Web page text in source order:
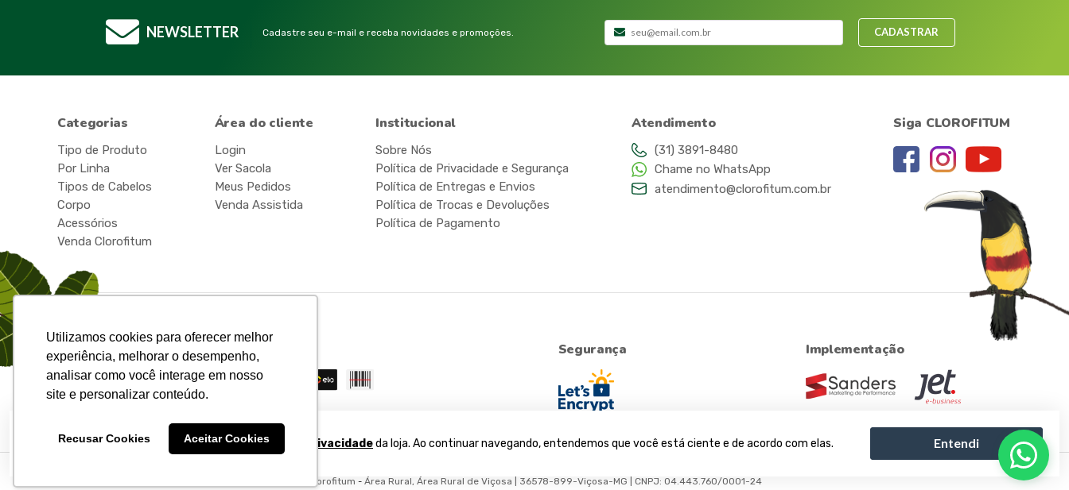
Utilizamos cookies para oferecer melhor
experiência, melhorar o desempenho,
analisar como você interage em nosso
site e personalizar conteúdo.
Recusar Cookies Aceitar Cookies
Para sua maior segurança, atualizamos aPolítica de Privacidadeda loja. Ao continuar navegando, entendemos que você está ciente e de acordo com elas. Entendi
NEWSLETTER Cadastre seu e-mail e receba novidades e promoções. CADASTRAR
Categorias
Tipo de Produto
Por Linha
Tipos de Cabelos
Corpo
Acessórios
Venda Clorofitum
Área do cliente
Login
Ver Sacola
Meus Pedidos
Venda Assistida
Institucional
Sobre Nós
Política de Privacidade e Segurança
Política de Entregas e Envios
Política de Trocas e Devoluções
Política de Pagamento
Atendimento
(31) 3891-8480
Chame no WhatsApp
atendimento@clorofitum.com.br
Siga CLOROFITUM
Formas de pagamento Segurança Implementação
Clorofitum - Área Rural, Área Rural de Viçosa | 36578-899-Viçosa-MG | CNPJ: 04.443.760/0001-24